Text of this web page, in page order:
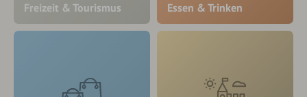
Freizeit & Tourismus Essen & Trinken